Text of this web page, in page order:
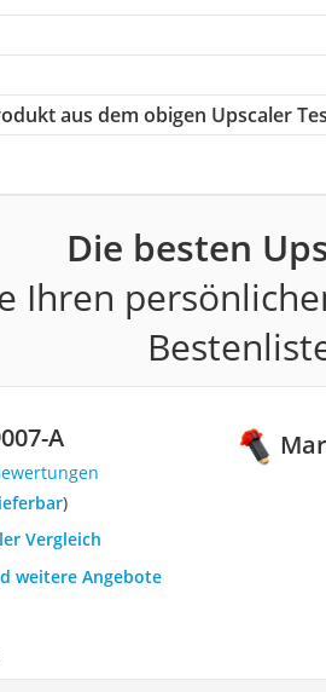
aus dem obigen Upscaler
Die besten
Ihren
A
)
Vergleich
weitere Angebote